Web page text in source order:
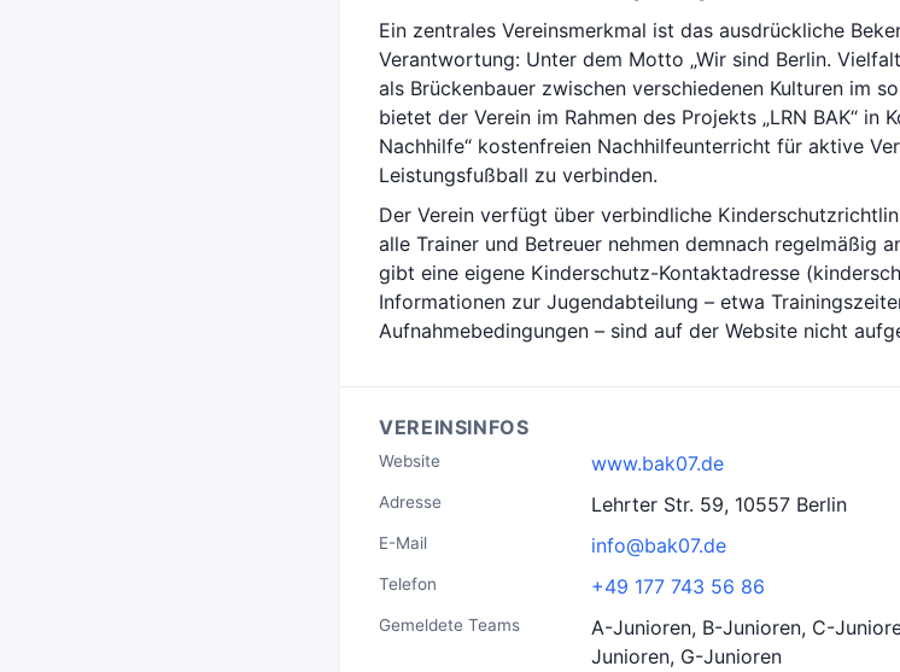
Ein zentrales Vereinsmerkmal ist das ausdrückliche
Verantwortung: Unter dem Motto „Wir sind Berlin.
als Brückenbauer zwischen verschiedenen Kulturen im
bietet der Verein im Rahmen des Projekts „LRN BAK“ in
Nachhilfe“ kostenfreien Nachhilfeunterricht für aktive
Leistungsfußball zu verbinden.
Der Verein verfügt über verbindliche
alle Trainer und Betreuer nehmen demnach regelmäßig
gibt eine eigene Kinderschutz-Kontaktadresse
Informationen zur Jugendabteilung – etwa
Aufnahmebedingungen – sind auf der Website nicht
VEREINSINFOS
Website www.bak07.de
Adresse Lehrter Str. 59, 10557 Berlin
E-Mail info@bak07.de
Telefon +49 177 743 56 86
Gemeldete Teams
A-Junioren, B-Junioren, C-
Junioren, G-Junioren